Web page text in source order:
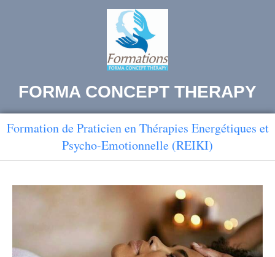
FORMA CONCEPT THERAPY
Formation de Praticien en Thérapies Energétiques et
Psycho-Emotionnelle (REIKI)